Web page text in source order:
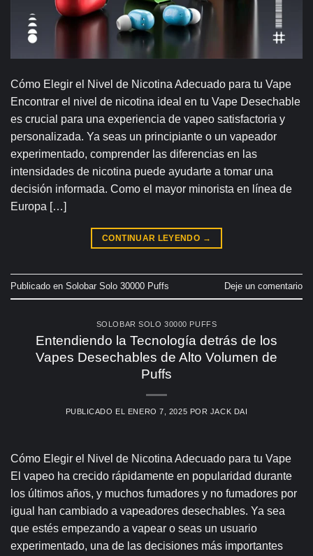
Cómo Elegir el Nivel de Nicotina Adecuado para tu Vape
Encontrar el nivel de nicotina ideal en tu Vape Desechable
es crucial para una experiencia de vapeo satisfactoria y
personalizada. Ya seas un principiante o un vapeador
experimentado, comprender las diferencias en las
intensidades de nicotina puede ayudarte a tomar una
decisión informada. Como el mayor minorista en línea de
Europa […]
CONTINUAR LEYENDO →
Publicado en Solobar Solo 30000 Puffs Deje un comentario
SOLOBAR SOLO 30000 PUFFS
Entendiendo la Tecnología detrás de los
Vapes Desechables de Alto Volumen de
Puffs
PUBLICADO EL ENERO 7, 2025 POR JACK DAI
Cómo Elegir el Nivel de Nicotina Adecuado para tu Vape
El vapeo ha crecido rápidamente en popularidad durante
los últimos años, y muchos fumadores y no fumadores por
igual han cambiado a vapeadores desechables. Ya sea
que estés empezando a vapear o seas un usuario
experimentado, una de las decisiones más importantes